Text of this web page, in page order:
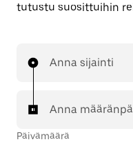
tutustu suosittuihin
Anna sijainti
Anna
Päivämäärä